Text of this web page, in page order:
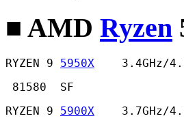
■ AMD Ryzen
RYZEN 9 5950X
3.4GHz/
81580  SF
RYZEN 9 5900X
3.7GHz/